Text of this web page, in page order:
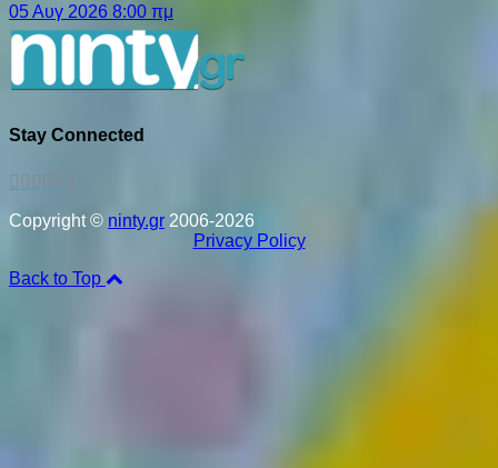
05 Αυγ 2026 8:00 πμ
Stay Connected
Copyright © ninty.gr 2006-2026
Privacy Policy
Back to Top